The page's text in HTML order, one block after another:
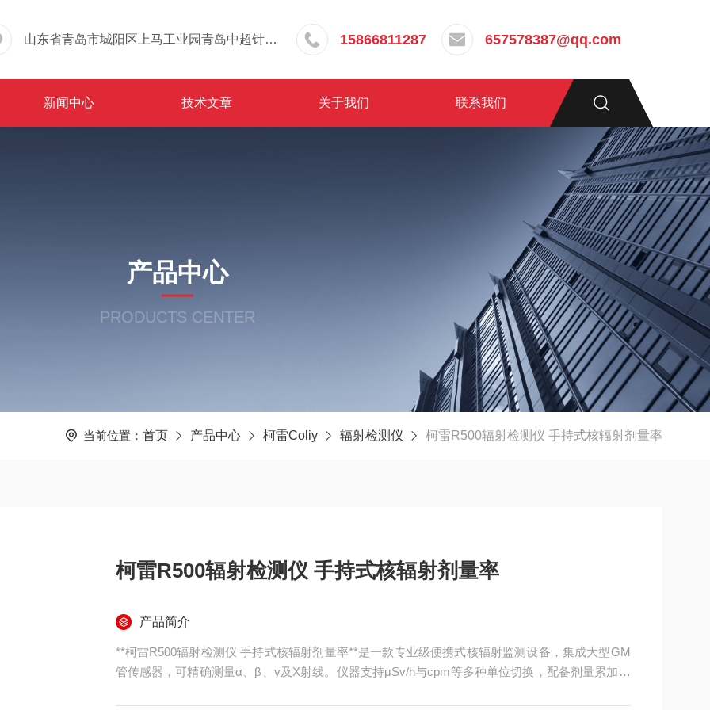
山东省青岛市城阳区上马工业园青岛中超针织有限公司院内东办公楼三层 15866811287 657578387@qq.com
新闻中心 技术文章 关于我们 联系我们
产品中心
PRODUCTS CENTER
当前位置： 首页 产品中心 柯雷Coliy 辐射检测仪 柯雷R500辐射检测仪 手持式核辐射剂量率
柯雷R500辐射检测仪 手持式核辐射剂量率
产品简介
**柯雷R500辐射检测仪 手持式核辐射剂量率**是一款专业级便携式核辐射监测设备，集成大型GM
管传感器，可精确测量α、β、γ及X射线。仪器支持μSv/h与cpm等多种单位切换，配备剂量累加与